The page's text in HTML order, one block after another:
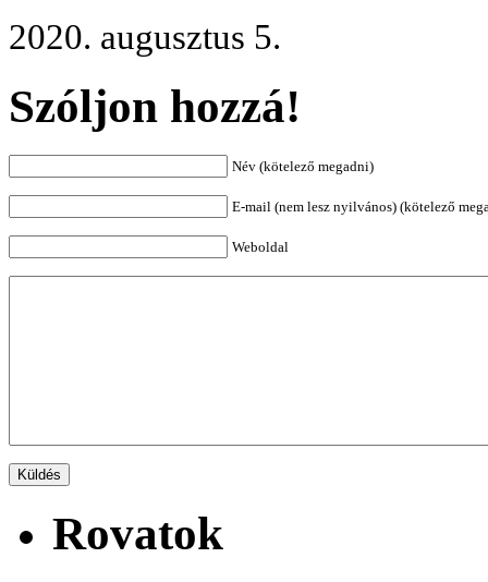
2020. augusztus 5.
Szóljon hozzá!
Név (kötelező megadni)
E-mail (nem lesz nyilvános) (kötelező
Weboldal
Rovatok